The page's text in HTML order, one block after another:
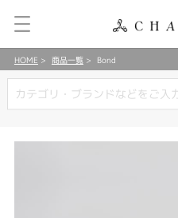
HOME 商品一覧 Bond